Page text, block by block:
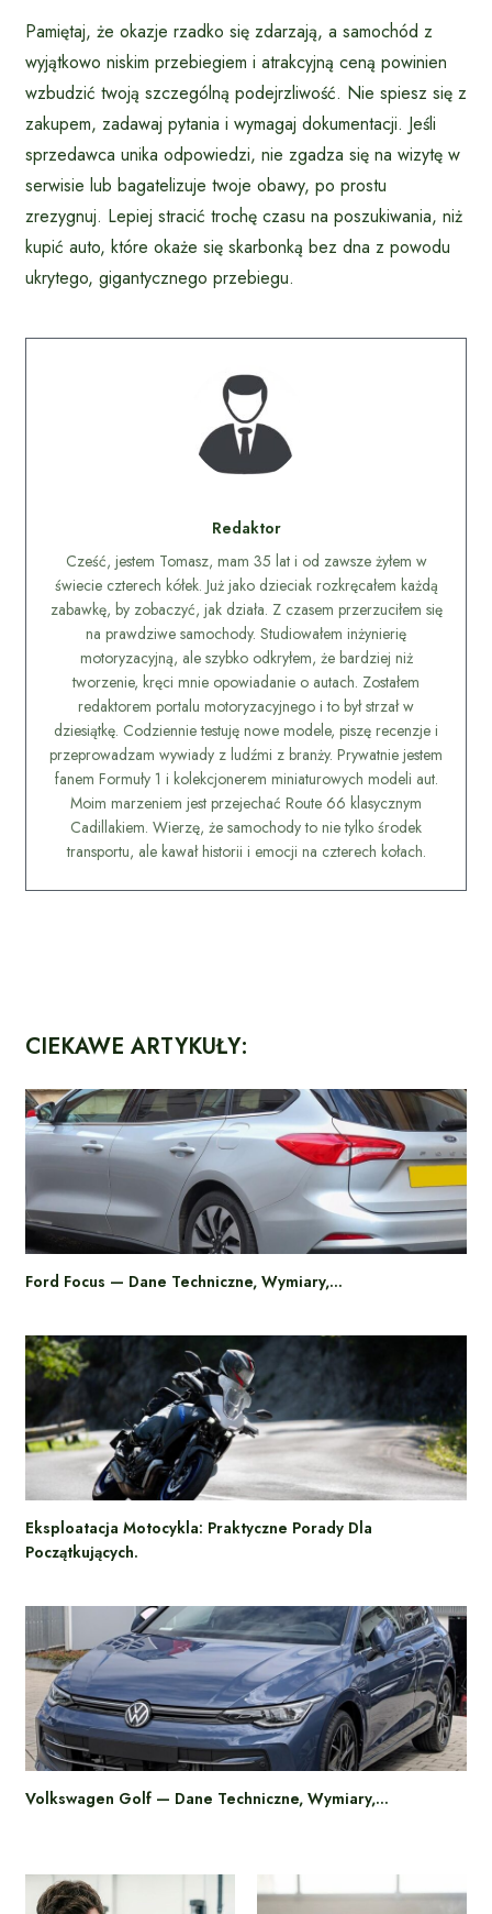
Pamiętaj, że okazje rzadko się zdarzają, a samochód z
wyjątkowo niskim przebiegiem i atrakcyjną ceną powinien
wzbudzić twoją szczególną podejrzliwość. Nie spiesz się z
zakupem, zadawaj pytania i wymagaj dokumentacji. Jeśli
sprzedawca unika odpowiedzi, nie zgadza się na wizytę w
serwisie lub bagatelizuje twoje obawy, po prostu
zrezygnuj. Lepiej stracić trochę czasu na poszukiwania, niż
kupić auto, które okaże się skarbonką bez dna z powodu
ukrytego, gigantycznego przebiegu.
Redaktor
Cześć, jestem Tomasz, mam 35 lat i od zawsze żyłem w
świecie czterech kółek. Już jako dzieciak rozkręcałem każdą
zabawkę, by zobaczyć, jak działa. Z czasem przerzuciłem się
na prawdziwe samochody. Studiowałem inżynierię
motoryzacyjną, ale szybko odkryłem, że bardziej niż
tworzenie, kręci mnie opowiadanie o autach. Zostałem
redaktorem portalu motoryzacyjnego i to był strzał w
dziesiątkę. Codziennie testuję nowe modele, piszę recenzje i
przeprowadzam wywiady z ludźmi z branży. Prywatnie jestem
fanem Formuły 1 i kolekcjonerem miniaturowych modeli aut.
Moim marzeniem jest przejechać Route 66 klasycznym
Cadillakiem. Wierzę, że samochody to nie tylko środek
transportu, ale kawał historii i emocji na czterech kołach.
CIEKAWE ARTYKUŁY:
Ford Focus — Dane Techniczne, Wymiary,…
Eksploatacja Motocykla: Praktyczne Porady Dla
Początkujących.
Volkswagen Golf — Dane Techniczne, Wymiary,…